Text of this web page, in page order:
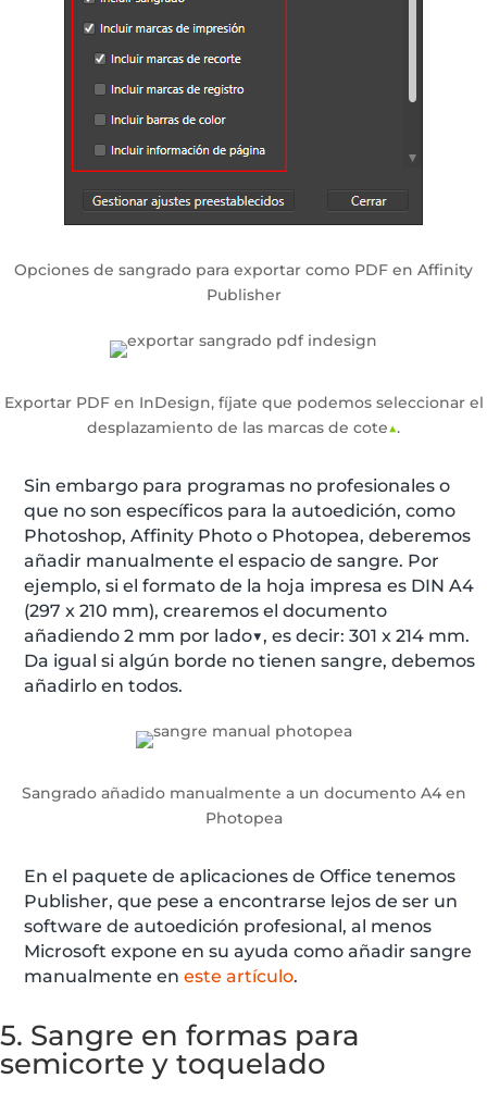
Opciones de sangrado para exportar como PDF en Affinity
Publisher
Exportar PDF en InDesign, fíjate que podemos seleccionar el
desplazamiento de las marcas de cote▲.
Sin embargo para programas no profesionales o
que no son específicos para la autoedición, como
Photoshop, Affinity Photo o Photopea, deberemos
añadir manualmente el espacio de sangre. Por
ejemplo, si el formato de la hoja impresa es DIN A4
(297 x 210 mm), crearemos el documento
añadiendo 2 mm por lado▼, es decir: 301 x 214 mm.
Da igual si algún borde no tienen sangre, debemos
añadirlo en todos.
Sangrado añadido manualmente a un documento A4 en
Photopea
En el paquete de aplicaciones de Office tenemos
Publisher, que pese a encontrarse lejos de ser un
software de autoedición profesional, al menos
Microsoft expone en su ayuda como añadir sangre
manualmente en este artículo.
5. Sangre en formas para
semicorte y toquelado